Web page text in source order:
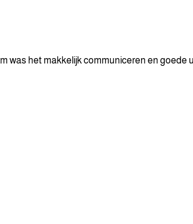
was het makkelijk communiceren en goede